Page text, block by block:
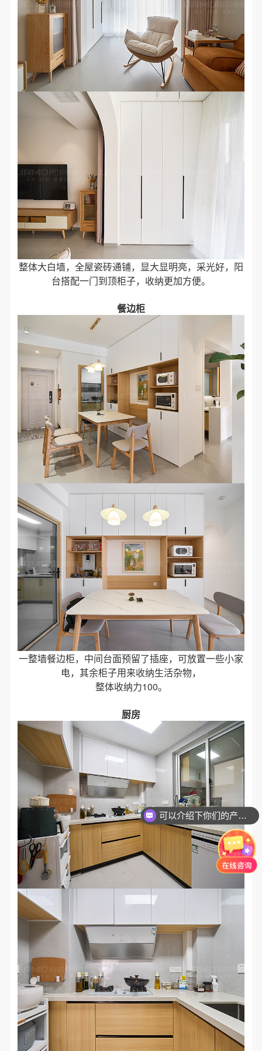
整体大白墙，全屋瓷砖通铺，显大显明亮，采光好，阳
台搭配一门到顶柜子，收纳更加方便。
餐边柜
一整墙餐边柜，中间台面预留了插座，可放置一些小家
电，其余柜子用来收纳生活杂物，
整体收纳力100。
厨房
可以介绍下你们的产品么？
你们是怎么收费的呢？